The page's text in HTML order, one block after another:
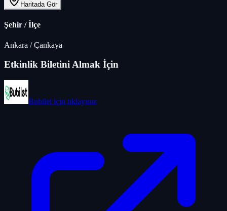
Haritada Gör
Şehir / İlçe
Ankara /Çankaya
Etkinlik Biletini Almak İçin
Bubilet için tıklayınız